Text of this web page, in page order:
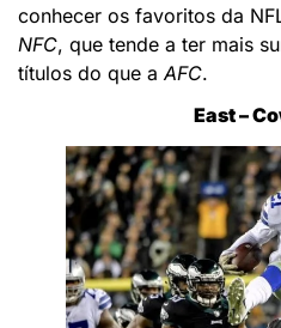
conhecer os favoritos da
NFC, que tende a ter mais
títulos do que a AFC.
East –